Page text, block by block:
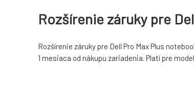
Rozšírenie záruky pre
Rozšírenie záruky pre Dell Pro Max Plus
1 mesiaca od nákupu zariadenia. Platí pre